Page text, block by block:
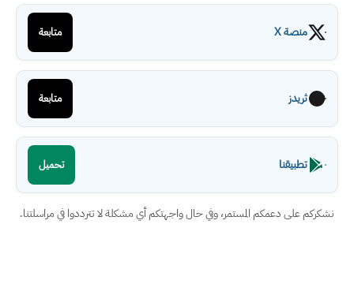
منصة X متابعة
ثريدز متابعة
تطبيقنا تحميل
نشكركم على دعمكم المستمر، وفي حال واجهتكم أي مشكلة لا تترددوا في مراسلتنا.